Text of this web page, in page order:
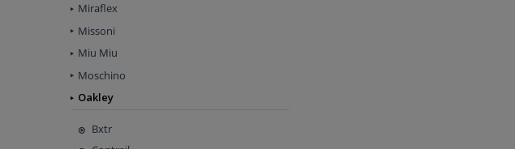
Miraflex
Missoni
Miu Miu
Moschino
Oakley
Bxtr